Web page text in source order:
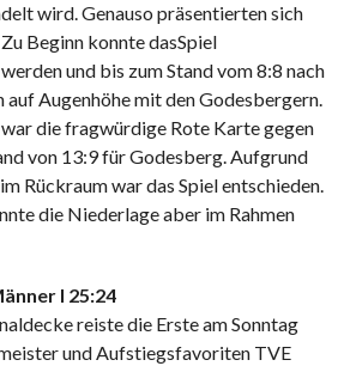
wird. Genauso präsentierten sich
Beginn konnte dasSpiel
und bis zum Stand vom 8:8 nach
Augenhöhe mit den Godesbergern.
die fragwürdige Rote Karte gegen
von 13:9 für Godesberg. Aufgrund
Rückraum war das Spiel entschieden.
die Niederlage aber im Rahmen
I 25:24
reiste die Erste am Sonntag
und Aufstiegsfavoriten TVE